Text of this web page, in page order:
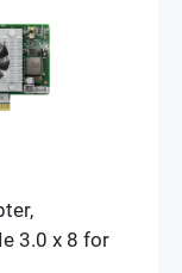
3.0 x 8 for